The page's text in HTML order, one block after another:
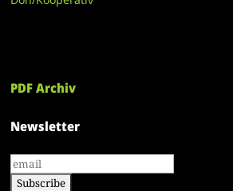
PDF Archiv
Newsletter